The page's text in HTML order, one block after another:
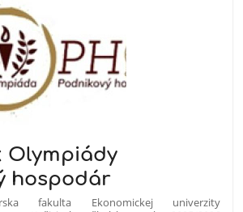
Olympiády
hospodár
fakulta Ekonomickej univerzity